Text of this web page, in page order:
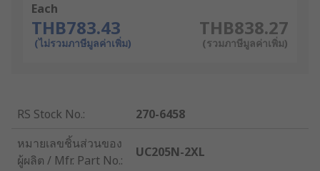
Each
THB783.43
(ไม่รวมภาษีมูลค่าเพิ่ม)
THB838.27
(รวมภาษีมูลค่าเพิ่ม)
RS Stock No.:
270-6458
หมายเลขชิ้นส่วนของ
ผู้ผลิต / Mfr. Part No.:
UC205N-2XL